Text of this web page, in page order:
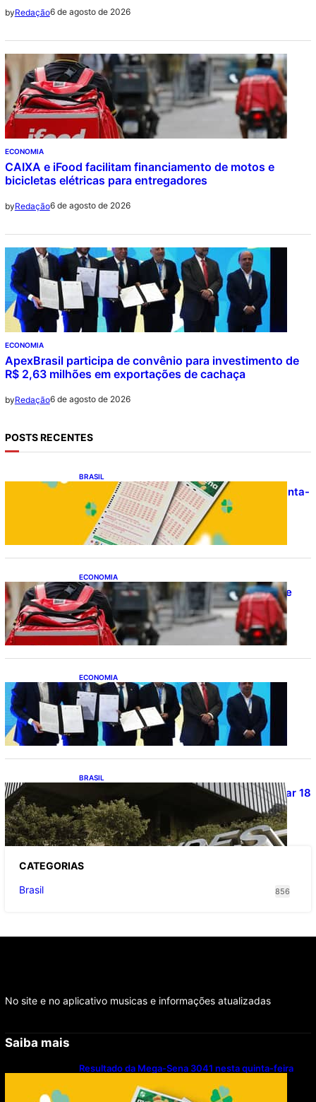
byRedação6 de agosto de 2026
ECONOMIA
CAIXA e iFood facilitam financiamento de motos e
bicicletas elétricas para entregadores
byRedação6 de agosto de 2026
ECONOMIA
ApexBrasil participa de convênio para investimento de
R$ 2,63 milhões em exportações de cachaça
byRedação6 de agosto de 2026
POSTS RECENTES
BRASIL
Resultado da Mega-Sena 3041 nesta quinta-
feira (06/08/2026)
ECONOMIA
CAIXA e iFood facilitam financiamento de
motos e bicicletas elétricas para
entregadores
ECONOMIA
ApexBrasil participa de convênio para
investimento de R$ 2,63 milhões em
exportações de cachaça
BRASIL
Projetos de saneamento podem beneficiar 18
milhões de brasileiros
CATEGORIAS
Brasil
856
No site e no aplicativo musicas e informações atualizadas
Saiba mais
Resultado da Mega-Sena 3041 nesta quinta-feira